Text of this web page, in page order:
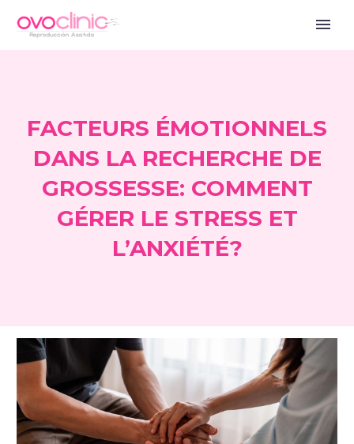
FACTEURS ÉMOTIONNELS
DANS LA RECHERCHE DE
GROSSESSE: COMMENT
GÉRER LE STRESS ET
L’ANXIÉTÉ?